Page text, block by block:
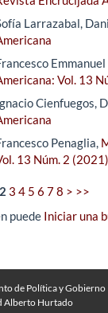
Larrazabal,
Vol. 13
Cienfuegos,
Penaglia,
13 Núm. 2
2 3 4 5 6 78 > >>
puede Iniciar una
de Política y Gobierno
Alberto Hurtado